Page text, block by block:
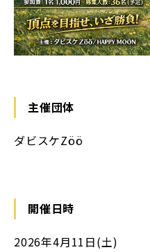
主催団体
ダビスケZöö
開催日時
2026年4月11日(土)